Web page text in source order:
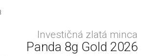
Investičná zlatá minca
Panda 8g Gold 2026